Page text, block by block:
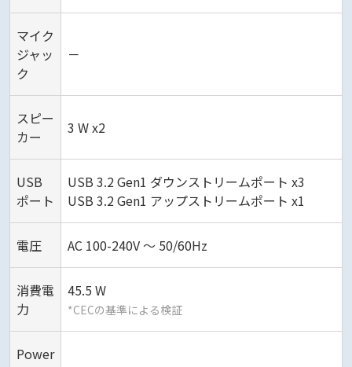
マイク
ジャッ
ク
－
スピー
カー
3 W x2
USB
ポート
USB 3.2 Gen1 ダウンストリームポート x3
USB 3.2 Gen1 アップストリームポート x1
電圧 AC 100-240V ～ 50/60Hz
消費電
力
45.5 W
*CECの基準による検証
Power